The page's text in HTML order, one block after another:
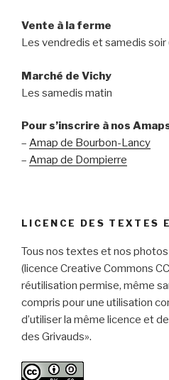
Vente à la ferme
Les vendredis et samedis soir
Marché de Vichy
Les samedis matin
Pour s’inscrire à nos
– Amap de Bourbon-Lancy
– Amap de Dompierre
LICENCE DES TEXTES
Tous nos textes et nos
(licence Creative Commons
réutilisation permise, même
compris pour une utilisation
d’utiliser la même licence et
des Grivauds».